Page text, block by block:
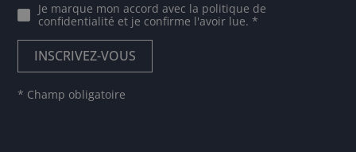
Je marque mon accord avec la politique de
confidentialité et je confirme l'avoir lue. *
* Champ obligatoire